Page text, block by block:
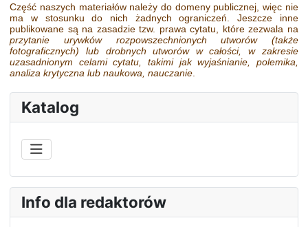
Część naszych materiałów należy do domeny publicznej, więc nie
ma w stosunku do nich żadnych ograniczeń. Jeszcze inne
publikowane są na zasadzie tzw. prawa cytatu, które zezwala na
przytanie urywków rozpowszechnionych utworów (także
fotograficznych) lub drobnych utworów w całości, w zakresie
uzasadnionym celami cytatu, takimi jak wyjaśnianie, polemika,
analiza krytyczna lub naukowa, nauczanie
Katalog
Info dla redaktorów